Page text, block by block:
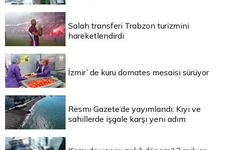
Salah transferi Trabzon turizmini
hareketlendirdi
İzmir`de kuru domates mesaisi sürüyor
Resmi Gazete’de yayımlandı: Kıyı ve
sahillerde işgale karşı yeni adım